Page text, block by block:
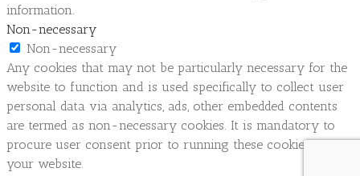
information.
Non-necessary
Non-necessary
Any cookies that may not be particularly necessary for the
website to function and is used specifically to collect user
personal data via analytics, ads, other embedded contents
are termed as non-necessary cookies. It is mandatory to
procure user consent prior to running these cookies on
your website.